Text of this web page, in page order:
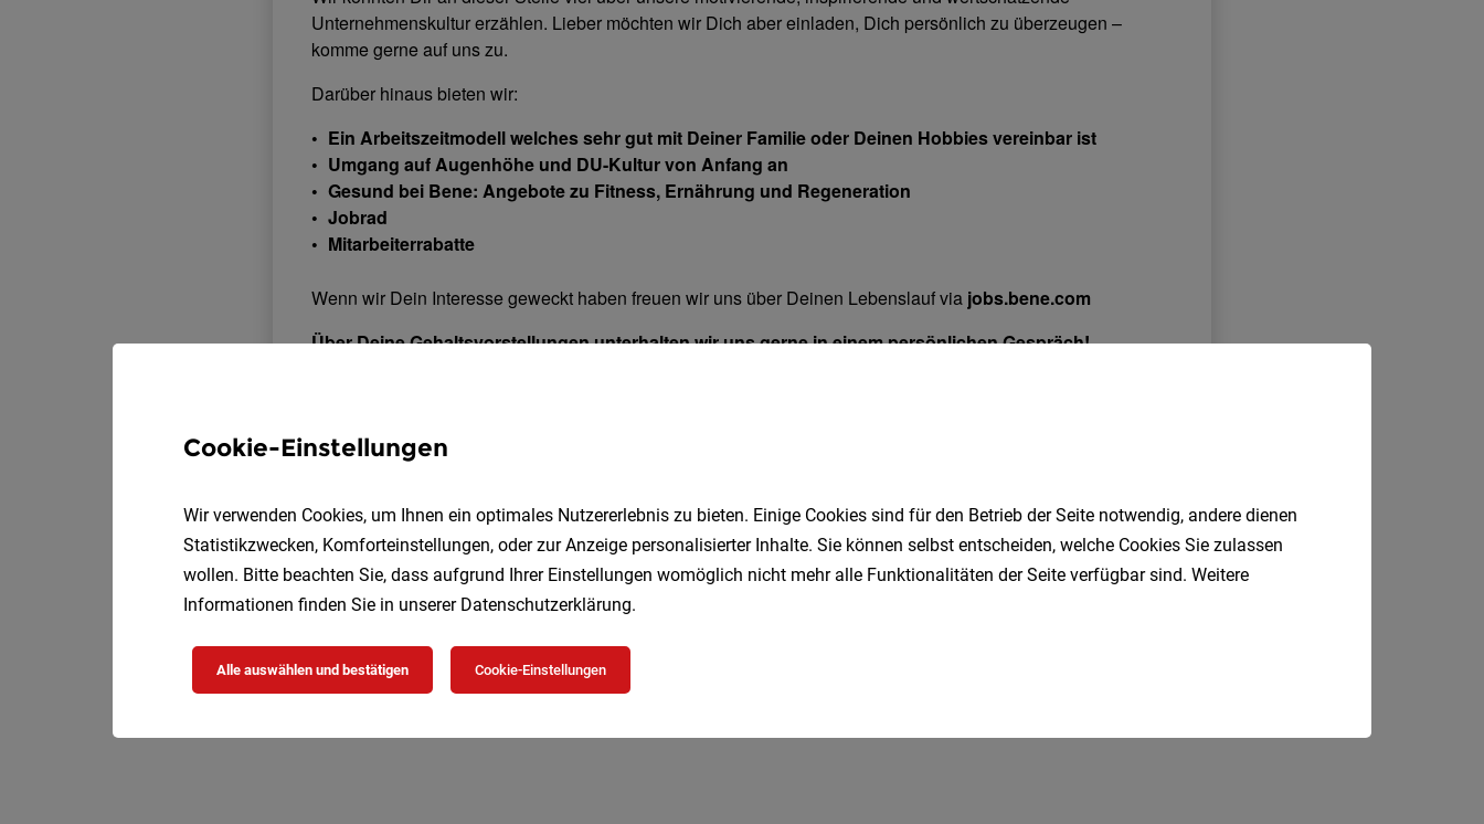
Cookie-Einstellungen
Wir verwenden Cookies, um Ihnen ein optimales Nutzererlebnis zu bieten. Einige Cookies sind für den Betrieb der Seite notwendig, andere dienen
Statistikzwecken, Komforteinstellungen, oder zur Anzeige personalisierter Inhalte. Sie können selbst entscheiden, welche Cookies Sie zulassen
wollen. Bitte beachten Sie, dass aufgrund Ihrer Einstellungen womöglich nicht mehr alle Funktionalitäten der Seite verfügbar sind. Weitere
Informationen finden Sie in unserer Datenschutzerklärung.
Alle auswählen und bestätigen Cookie-Einstellungen